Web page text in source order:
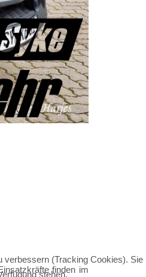
finden im
verbessern (Tracking Cookies). Sie
stehen.